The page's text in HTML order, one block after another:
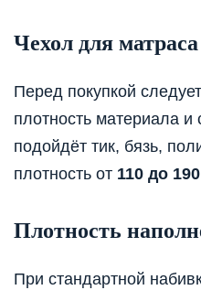
Чехол для матраса
Перед покупкой
плотность материала
подойдёт тик, бязь,
плотность от 110 до
Плотность
При стандартной